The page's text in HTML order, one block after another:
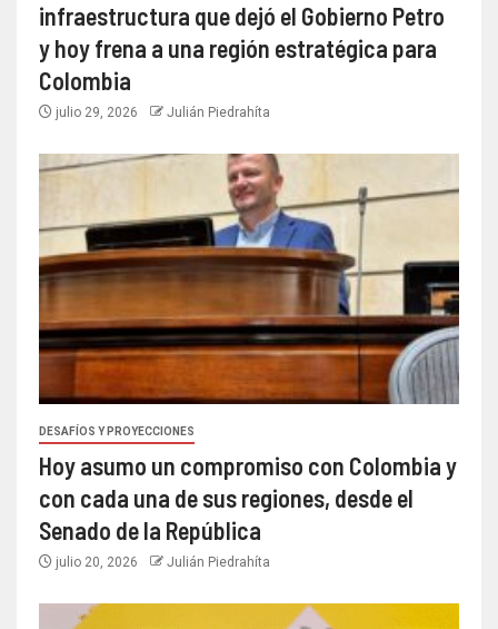
infraestructura que dejó el Gobierno Petro
y hoy frena a una región estratégica para
Colombia
julio 29, 2026 Julián Piedrahíta
DESAFÍOS Y PROYECCIONES
Hoy asumo un compromiso con Colombia y
con cada una de sus regiones, desde el
Senado de la República
julio 20, 2026 Julián Piedrahíta